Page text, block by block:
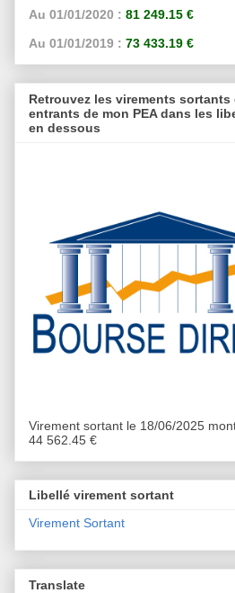
Au 01/01/2020 : 81 249.15 €
Au 01/01/2019 : 73 433.19 €
Retrouvez les virements sortants
entrants de mon PEA dans les
en dessous
Virement sortant le 18/06/2025
44 562.45 €
Libellé virement sortant
Virement Sortant
Translate